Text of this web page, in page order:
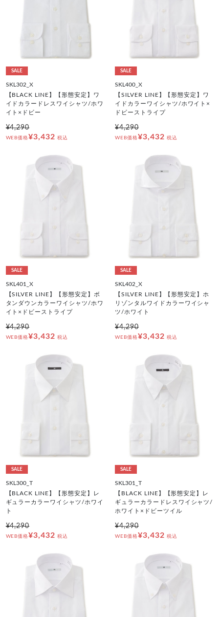
SALE
SKL302_X
【BLACK LINE】【形態安定】ワ
イドカラードレスワイシャツ/ホワ
イト×ドビー
¥4,290
WEB価格¥3,432 税込
SALE
SKL400_X
【SILVER LINE】【形態安定】ワ
イドカラーワイシャツ/ホワイト×
ドビーストライプ
¥4,290
WEB価格¥3,432 税込
SALE
SKL401_X
【SILVER LINE】【形態安定】ボ
タンダウンカラーワイシャツ/ホワ
イト×ドビーストライプ
¥4,290
WEB価格¥3,432 税込
SALE
SKL402_X
【SILVER LINE】【形態安定】ホ
リゾンタルワイドカラーワイシャ
ツ/ホワイト
¥4,290
WEB価格¥3,432 税込
SALE
SKL300_T
【BLACK LINE】【形態安定】レ
ギュラーカラーワイシャツ/ホワイ
ト
¥4,290
WEB価格¥3,432 税込
SALE
SKL301_T
【BLACK LINE】【形態安定】レ
ギュラーカラードレスワイシャツ/
ホワイト×ドビーツイル
¥4,290
WEB価格¥3,432 税込